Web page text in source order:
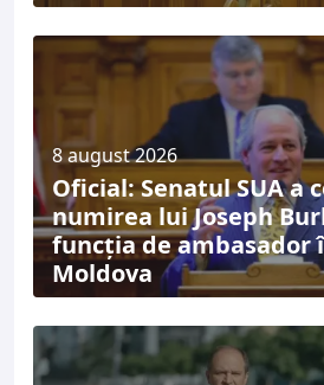
8 august 2026
Oficial: Senatul SUA a
numirea lui Joseph
funcția de ambasador
Moldova